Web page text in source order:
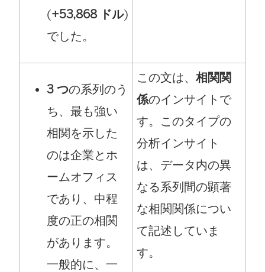
(+53,868 ドル)
でした。
3 つの系列のう
ち、最も強い
相関を示した
のは企業とホ
ームオフィス
であり、中程
度の正の相関
があります。
一般的に、一
この文は、 相関関
係のインサイトで
す。このタイプの
分析インサイト
は、データ内の異
なる系列間の顕著
な相関関係につい
て記述していま
す。